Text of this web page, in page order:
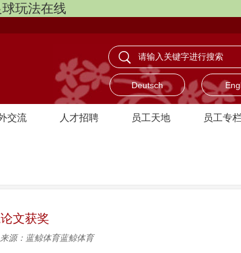
玩法在线
Deutsch
交流 人才招聘 员工天地 员工专栏
文获奖
来源：蓝鲸体育蓝鲸体育